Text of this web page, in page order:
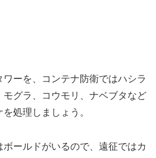
ーを、コンテナ防衛ではハシラ
グラ、コウモリ、ナベブタなど
処理しましょう。
ールドがいるので、遠征ではカ